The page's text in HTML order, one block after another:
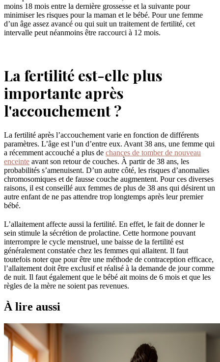
moins 18 mois entre la dernière grossesse et la suivante pour
minimiser les risques pour la maman et le bébé. Pour une femme
d’un âge assez avancé ou qui suit un traitement de fertilité, cet
intervalle peut néanmoins être raccourci à 12 mois.
La fertilité est-elle plus
importante après
l'accouchement ?
La fertilité après l’accouchement varie en fonction de différents
paramètres. L’âge est l’un d’entre eux. Avant 38 ans, une femme qui
a récemment accouché a plus de chances de tomber de nouveau
enceinte avant son retour de couches. À partir de 38 ans, les
probabilités s’amenuisent. D’un autre côté, les risques d’anomalies
chromosomiques et de fausse couche augmentent. Pour ces diverses
raisons, il est conseillé aux femmes de plus de 38 ans qui désirent un
autre enfant de ne pas attendre trop longtemps après leur premier
bébé.
L’allaitement affecte aussi la fertilité. En effet, le fait de donner le
sein stimule la sécrétion de prolactine. Cette hormone pouvant
interrompre le cycle menstruel, une baisse de la fertilité est
généralement constatée chez les femmes qui allaitent. Il faut
toutefois noter que pour être une méthode de contraception efficace,
l’allaitement doit être exclusif et réalisé à la demande de jour comme
de nuit. Il faut également que le bébé ait moins de 6 mois et que les
règles de la mère ne soient pas revenues.
À lire aussi